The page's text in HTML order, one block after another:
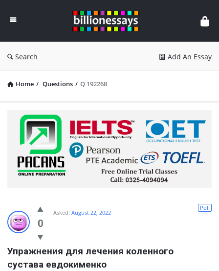
Essays
Search Add An Essay
Home / Questions / Q 192268
0
Poll
Asked: August 22, 2022
Упражнения для лечения коленного
сустава евдокименко